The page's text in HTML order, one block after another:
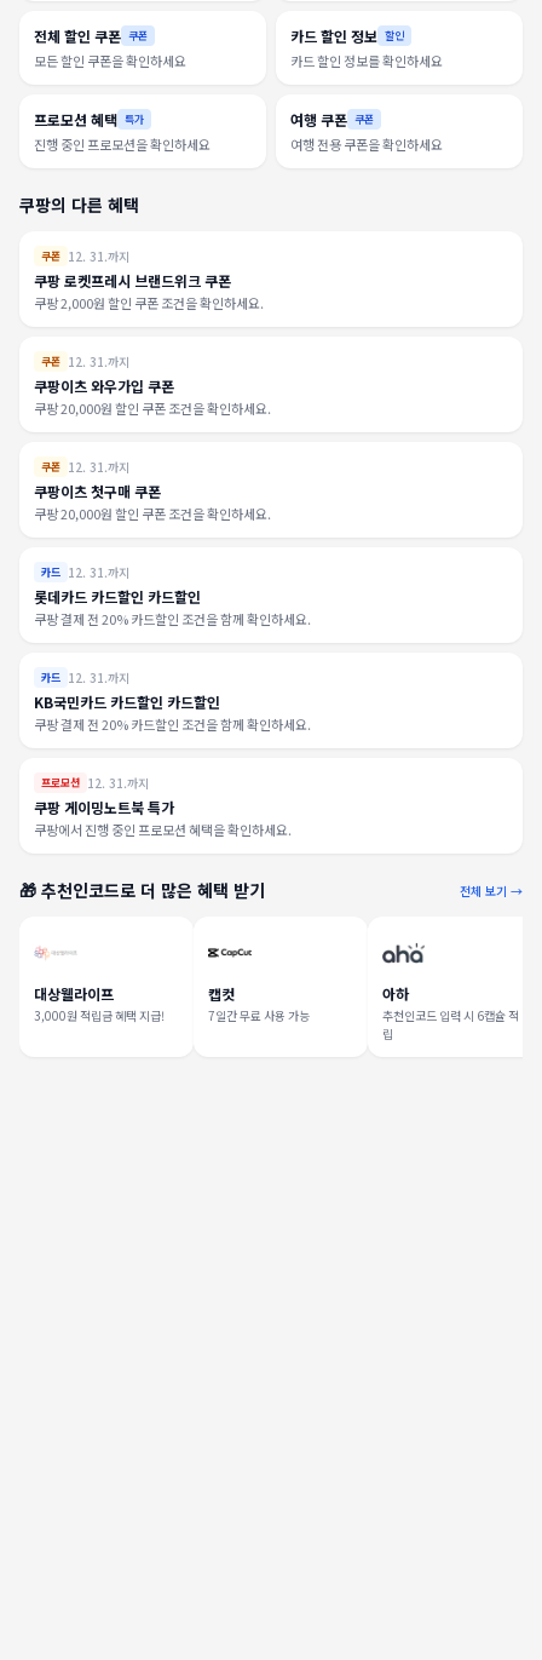
전체 할인 쿠폰 쿠폰
모든 할인 쿠폰을 확인하세요
카드 할인 정보 할인
카드 할인 정보를 확인하세요
프로모션 혜택 특가
진행 중인 프로모션을 확인하세요
여행 쿠폰 쿠폰
여행 전용 쿠폰을 확인하세요
쿠팡의 다른 혜택
쿠폰 12. 31.까지
쿠팡 로켓프레시 브랜드위크 쿠폰
쿠팡 2,000원 할인 쿠폰 조건을 확인하세요.
쿠폰 12. 31.까지
쿠팡이츠 와우가입 쿠폰
쿠팡 20,000원 할인 쿠폰 조건을 확인하세요.
쿠폰 12. 31.까지
쿠팡이츠 첫구매 쿠폰
쿠팡 20,000원 할인 쿠폰 조건을 확인하세요.
카드 12. 31.까지
롯데카드 카드할인 카드할인
쿠팡 결제 전 20% 카드할인 조건을 함께 확인하세요.
카드 12. 31.까지
KB국민카드 카드할인 카드할인
쿠팡 결제 전 20% 카드할인 조건을 함께 확인하세요.
프로모션 12. 31.까지
쿠팡 게이밍노트북 특가
쿠팡에서 진행 중인 프로모션 혜택을 확인하세요.
🎁 추천인코드로 더 많은 혜택 받기 전체 보기 →
대상웰라이프
3,000원 적립금 혜택 지급!
캡컷
7일간 무료 사용 가능
아하
추천인코드 입력 시 6캡슐 적
립